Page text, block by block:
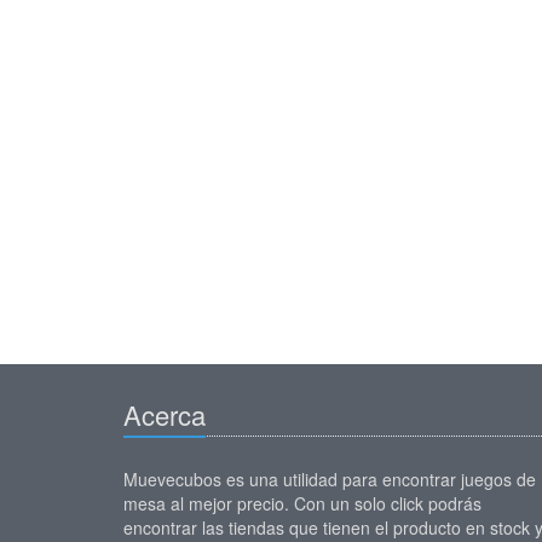
Acerca
Muevecubos es una utilidad para encontrar juegos de
mesa al mejor precio. Con un solo click podrás
encontrar las tiendas que tienen el producto en stock y